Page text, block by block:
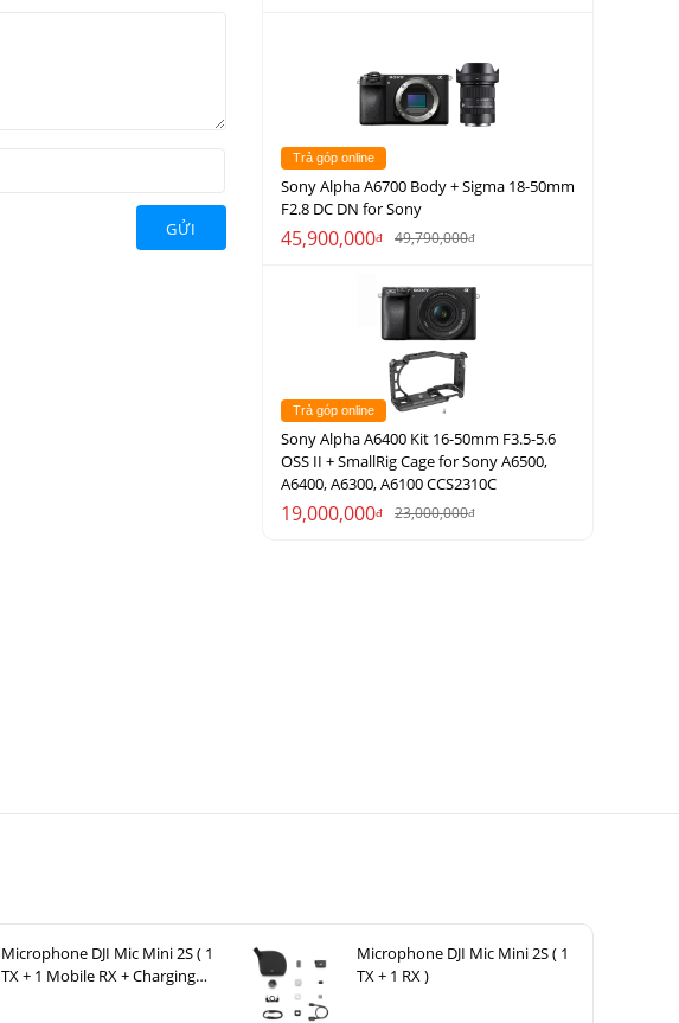
GỬI
Trả góp online
Sony Alpha A6700 Body + Sigma 18-50mm
F2.8 DC DN for Sony
45,900,000đ 49,790,000đ
Trả góp online
Sony Alpha A6400 Kit 16-50mm F3.5-5.6
OSS II + SmallRig Cage for Sony A6500,
A6400, A6300, A6100 CCS2310C
19,000,000đ 23,000,000đ
Microphone DJI Mic Mini 2S ( 1
TX + 1 Mobile RX + Charging
Microphone DJI Mic Mini 2S ( 1
TX + 1 RX )